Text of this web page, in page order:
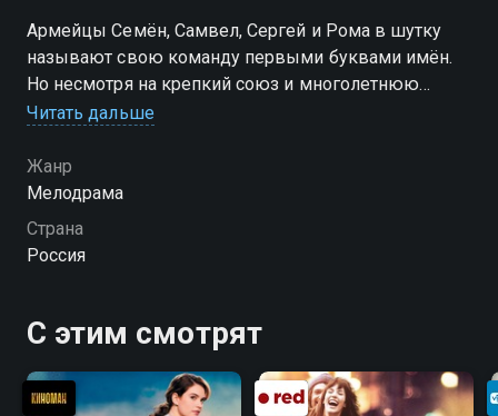
Армейцы Семён, Самвел, Сергей и Рома в шутку
называют свою команду первыми буквами имён.
Но несмотря на крепкий союз и многолетнюю
дружбу, на гражданке ребят ждёт ещё немало
Посмотреть онлайн 1 сезон сериала СССР вы
можете совершенно бесплатно в хорошем HD
качестве на Смотрёшке
Читать дальше
Жанр
Мелодрама
Страна
Россия
С этим смотрят